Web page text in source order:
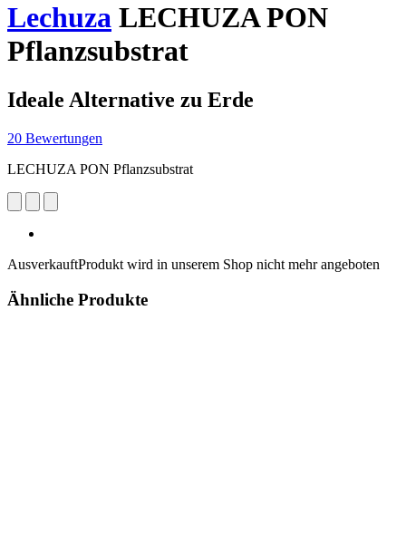
Lechuza LECHUZA PON
Pflanzsubstrat
Ideale Alternative zu Erde
20 Bewertungen
LECHUZA PON Pflanzsubstrat
AusverkauftProdukt wird in unserem Shop nicht mehr angeboten
Ähnliche Produkte